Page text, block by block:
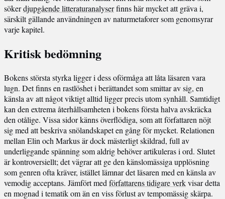
sökerdjupgående litteraturanalyserfinns här mycket att gräva i,
särskilt gällande användningen av naturmetaforer som genomsyrar
varje kapitel.
Kritisk bedömning
Bokens största styrka ligger i dess oförmåga att låta läsaren vara
lugn. Det finns en rastlöshet i berättandet som smittar av sig, en
känsla av att något viktigt alltid ligger precis utom synhåll. Samtidigt
kan den extrema återhållsamheten i bokens första halva avskräcka
den otålige. Vissa sidor känns överflödiga, som att författaren nöjt
sig med att beskriva snölandskapet en gång för mycket. Relationen
mellan Elin och Markus är dock mästerligt skildrad, full av
underliggande spänning som aldrig behöver artikuleras i ord. Slutet
är kontroversiellt; det vägrar att ge den känslomässiga upplösning
som genren ofta kräver, istället lämnar det läsaren med en känsla av
vemodig acceptans. Jämfört med författarens tidigare verkvisar detta
en mognad i tematik om än en viss förlust av tempomässig skärpa.